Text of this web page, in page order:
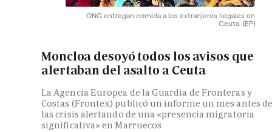
ONG entregan comida a los extranjeros ilegales en
Ceuta. (EP)
Moncloa desoyó todos los avisos que
alertaban del asalto a Ceuta
La Agencia Europea de la Guardia de Fronteras y
Costas (Frontex) publicó un informe un mes antes
las crisis alertando de una «presencia migratoria
significativa» en Marruecos